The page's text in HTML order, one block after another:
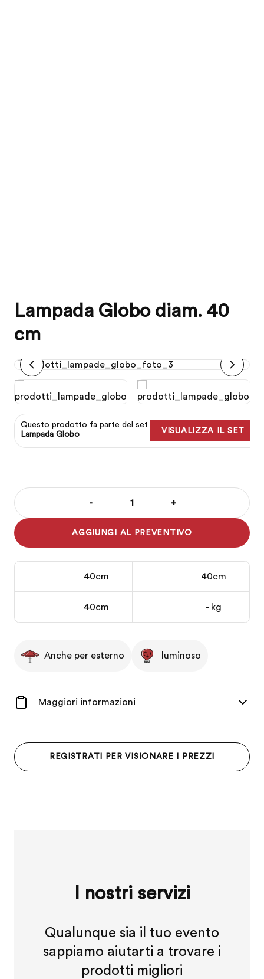
Lampada Globo diam. 40
cm
Questo prodotto fa parte del set
Lampada Globo
VISUALIZZA IL SET
-
diam.
+
AGGIUNGI AL PREVENTIVO
40cm 40cm
40cm - kg
Anche per esterno luminoso
Maggiori informazioni
REGISTRATI PER VISIONARE I PREZZI
I nostri servizi
Qualunque sia il tuo evento
sappiamo aiutarti a trovare i
prodotti migliori